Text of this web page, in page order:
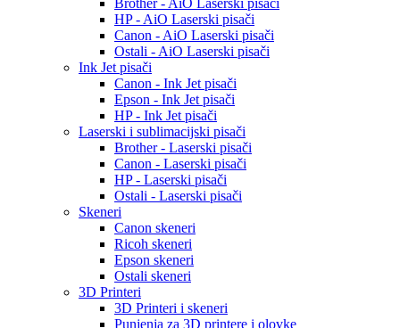
Brother - AiO Laserski pisači
HP - AiO Laserski pisači
Canon - AiO Laserski pisači
Ostali - AiO Laserski pisači
Ink Jet pisači
Canon - Ink Jet pisači
Epson - Ink Jet pisači
HP - Ink Jet pisači
Laserski i sublimacijski pisači
Brother - Laserski pisači
Canon - Laserski pisači
HP - Laserski pisači
Ostali - Laserski pisači
Skeneri
Canon skeneri
Ricoh skeneri
Epson skeneri
Ostali skeneri
3D Printeri
3D Printeri i skeneri
Punjenja za 3D printere i olovke